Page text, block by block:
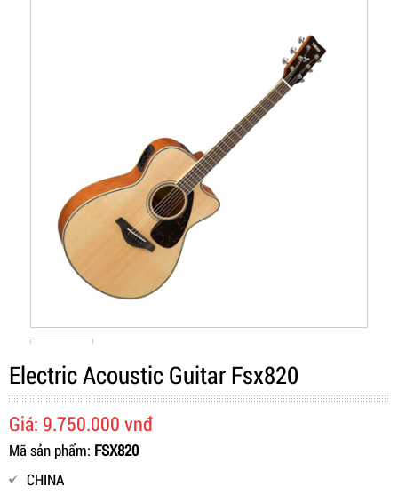
Electric Acoustic Guitar Fsx820
Giá: 9.750.000 vnđ
Mã sản phẩm: FSX820
CHINA